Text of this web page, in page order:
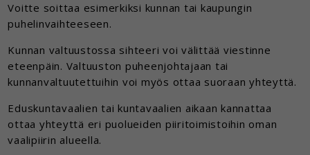
Voitte soittaa esimerkiksi kunnan tai kaupungin
puhelinvaihteeseen.
Kunnan valtuustossa sihteeri voi välittää viestinne
eteenpäin. Valtuuston puheenjohtajaan tai
kunnanvaltuutettuihin voi myös ottaa suoraan yhteyttä.
Eduskuntavaalien tai kuntavaalien aikaan kannattaa
ottaa yhteyttä eri puolueiden piiritoimistoihin oman
vaalipiirin alueella.